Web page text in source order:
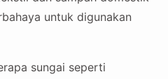
untuk digunakan
sungai seperti